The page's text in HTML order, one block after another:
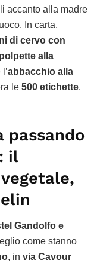
accanto alla madre
In carta,
di cervo con
polpette alla
abbacchio alla
le 500 etichette.
passando
il
Gandolfo e
come stanno
, in via Cavour